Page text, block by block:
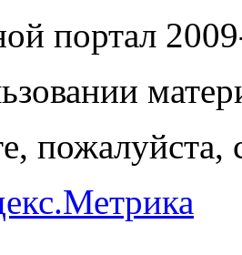
портал
пожалуйста,